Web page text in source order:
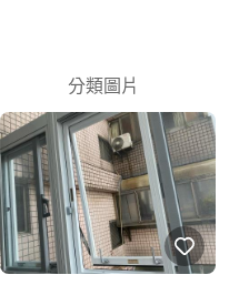
分類圖片